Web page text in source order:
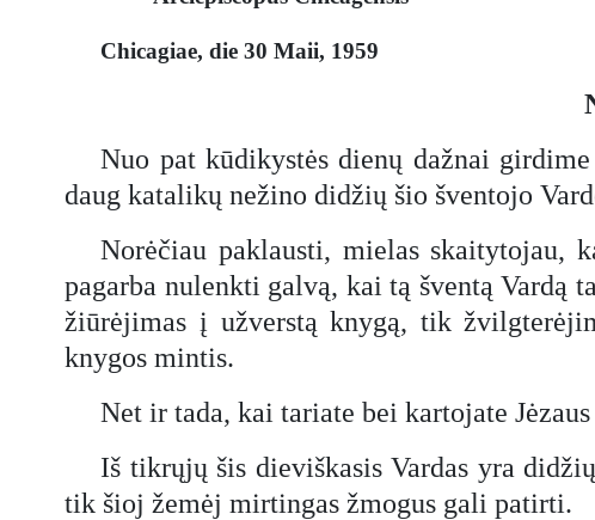
Chicagiae, die 30 Maii, 1959
Nuo pat kūdikystės dienų dažnai
daug katalikų nežino didžių šio šventojo
Norėčiau paklausti, mielas skaitytojau,
pagarba nulenkti galvą, kai tą šventą Vardą
žiūrėjimas į užverstą knygą, tik
knygos mintis.
Net ir tada, kai tariate bei kartojate
Iš tikrųjų šis dieviškasis Vardas yra
tik šioj žemėj mirtingas žmogus gali patirti.